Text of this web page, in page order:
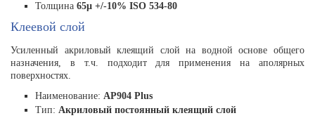
Толщина 65µ +/-10% ISO 534-80
Клеевой слой
Усиленный акриловый клеящий слой на водной основе общего
назначения, в т.ч. подходит для применения на аполярных
поверхностях.
Наименование: AP904 Plus
Тип: Акриловый постоянный клеящий слой